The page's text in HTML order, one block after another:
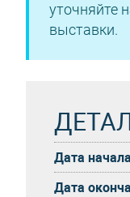
уточняйте
выставки.
Дата
Дата